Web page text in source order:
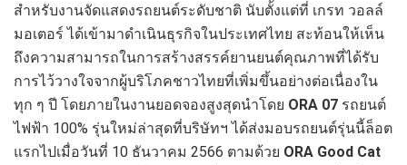
สำหรับงานจัดแสดงรถยนต์ระดับชาติ นับตั้งแต่ที่ เกรท วอลล์
มอเตอร์ ได้เข้ามาดำเนินธุรกิจในประเทศไทย สะท้อนให้เห็น
ถึงความสามารถในการสร้างสรรค์ยานยนต์คุณภาพที่ได้รับ
การไว้วางใจจากผู้บริโภคชาวไทยที่เพิ่มขึ้นอย่างต่อเนื่องใน
ทุก ๆ ปี โดยภายในงานยอดจองสูงสุดนำโดย ORA 07 รถยนต์
ไฟฟ้า 100% รุ่นใหม่ล่าสุดที่บริษัทฯ ได้ส่งมอบรถยนต์รุ่นนี้ล็อต
แรกไปเมื่อวันที่ 10 ธันวาคม 2566 ตามด้วย ORA Good Cat